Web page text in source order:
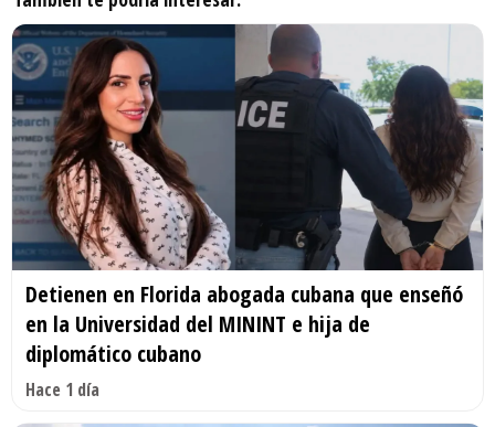
Detienen en Florida abogada cubana que enseñó
en la Universidad del MININT e hija de
diplomático cubano
Hace 1 día